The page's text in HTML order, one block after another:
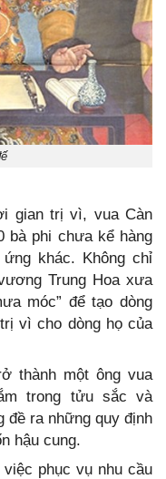
gian trị vì, vua Càn
bà phi chưa kể hàng
khác. Không chỉ
Trung Hoa xưa
móc” để tạo dòng
vì cho dòng họ của
thành một ông vua
trong tửu sắc và
đề ra những quy định
hậu cung.
phục vụ nhu cầu